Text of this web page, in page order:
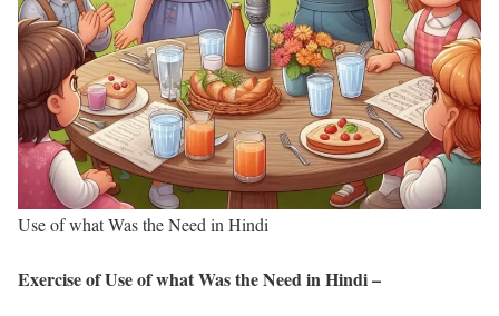
Use of what Was the Need in Hindi
Exercise of Use of what Was the Need in Hindi –